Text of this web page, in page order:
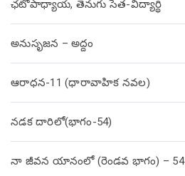
ఛటోపాధ్యాయ, తెనుగు సేత-విద్యార్థి
అనుసృజన – అద్దం
ఆరాధన-11 (ధారావాహిక నవల)
నడక దారిలో(భాగం-54)
నా జీవన యానంలో (రెండవ భాగం) – 54